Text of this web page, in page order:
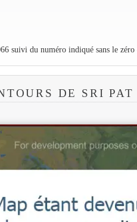
suivi du numéro indiqué sans le zéro
DE SRI PAT